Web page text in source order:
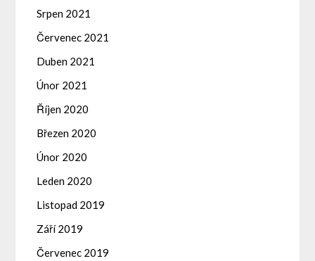
Srpen 2021
Červenec 2021
Duben 2021
Únor 2021
Říjen 2020
Březen 2020
Únor 2020
Leden 2020
Listopad 2019
Září 2019
Červenec 2019